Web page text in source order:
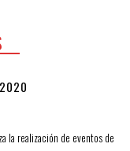
la realización de eventos de